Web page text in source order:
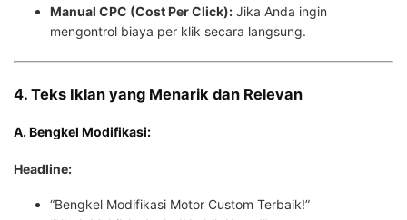
Manual CPC (Cost Per Click): Jika Anda ingin
mengontrol biaya per klik secara langsung.
4. Teks Iklan yang Menarik dan Relevan
A. Bengkel Modifikasi:
Headline:
“Bengkel Modifikasi Motor Custom Terbaik!”